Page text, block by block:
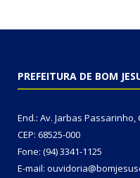
PREFEITURA DE BOM
End.: Av. Jarbas Passarinho,
CEP: 68525-000
Fone: (94) 3341-1125
E-mail: